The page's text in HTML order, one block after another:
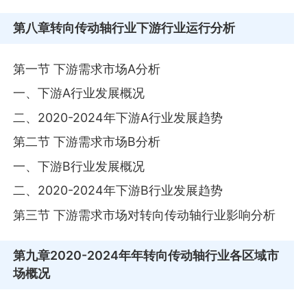
第八章转向传动轴行业下游行业运行分析
第一节 下游需求市场A分析
一、下游A行业发展概况
二、2020-2024年下游A行业发展趋势
第二节 下游需求市场B分析
一、下游B行业发展概况
二、2020-2024年下游B行业发展趋势
第三节 下游需求市场对转向传动轴行业影响分析
第九章2020-2024年年转向传动轴行业各区域市
场概况